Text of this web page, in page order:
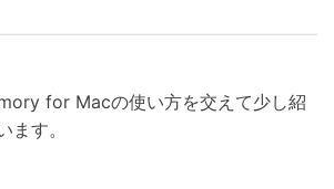
for Macの使い方を交えて少し紹
ます。